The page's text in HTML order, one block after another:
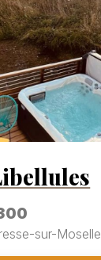
sur-Moselle